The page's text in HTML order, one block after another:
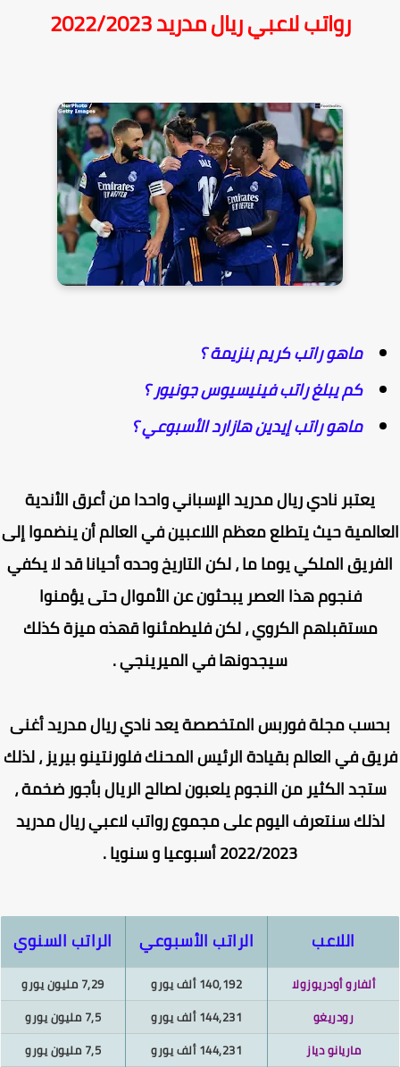
رواتب لاعبي ريال مدريد 2022/2023
ماهو راتب كريم بنزيمة ؟
كم يبلغ راتب فينيسيوس جونيور ؟
ماهو راتب إيدين هازارد الأسبوعي ؟
يعتبر نادي ريال مدريد الإسباني واحدا من أعرق الأندية
حيث يتطلع معظم اللاعبين في العالم أن ينضموا إلى
الملكي يوما ما ، لكن التاريخ وحده أحيانا قد لا يكفي
فنجوم هذا العصر يبحثون عن الأموال حتى يؤمنوا
مستقبلهم الكروي ، لكن فليطمئنوا قهذه ميزة كذلك
سيجدونها في الميرينجي .
مجلة فوربس المتخصصة يعد نادي ريال مدريد أغنى
في العالم بقيادة الرئيس المحنك فلورنتينو بيريز ، لذلك
الكثير من النجوم يلعبون لصالح الريال بأجور ضخمة ،
لذلك سنتعرف اليوم على مجموع رواتب لاعبي ريال مدريد
2022/2023 أسبوعيا و سنويا .
اللاعب الراتب الأسبوعي الراتب السنوي
ألفارو أودريوزولا 140,192 ألف يورو
7,29 مليون يورو
رودريغو
144,231 ألف يورو
7,5 مليون يورو
ماريانو دياز
144,231 ألف يورو
7,5 مليون يورو